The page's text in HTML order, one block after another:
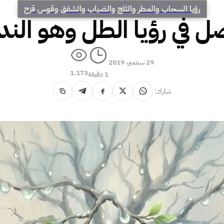
رؤيا السحاب والمطر والثلج والضباب والشفق وقوس قزح
في رؤيا الطل وهو
29 سبتمبر، 2019
1 دقيقة
1٬173
شارك: